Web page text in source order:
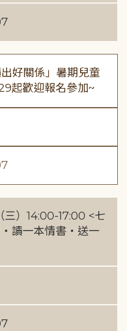
出好關係」暑期兒童
起歡迎報名參加~
三）14:00-17:00 <七
讀一本情書・送一